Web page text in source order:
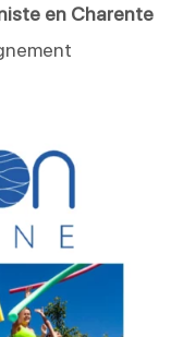
en Charente